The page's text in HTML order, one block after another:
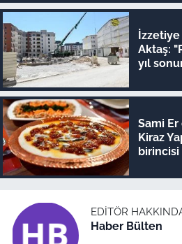
Aktaş:
yıl
Sami
Kiraz
EDITÖR
Haber Bülten